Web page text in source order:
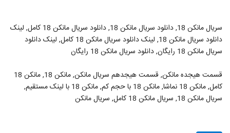
سریال مانکن 18, دانلود سریال مانکن 18, دانلود سریال مانکن 18 کامل, لینک
دانلود سریال مانکن 18, لینک دانلود سریال مانکن 18 کامل, لینک دانلود
سریال مانکن 18 رایگان, دانلود سریال مانکن 18 رایگان
قسمت هیجده مانکن, قسمت هیجدهم سریال مانکن, مانکن 18, مانکن 18
کامل, مانکن 18 نماشا, مانکن 18 با حجم کم, مانکن 18 با لینک مستقیم,
سریال مانکن 18, سریال مانکن 18 کامل, سریال مانکن